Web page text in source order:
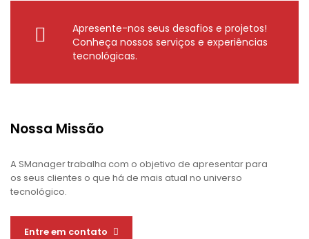
Apresente-nos seus desafios e projetos!
Conheça nossos serviços e experiências
tecnológicas.
Nossa Missão
A SManager trabalha com o objetivo de apresentar para
os seus clientes o que há de mais atual no universo
tecnológico.
Entre em contato